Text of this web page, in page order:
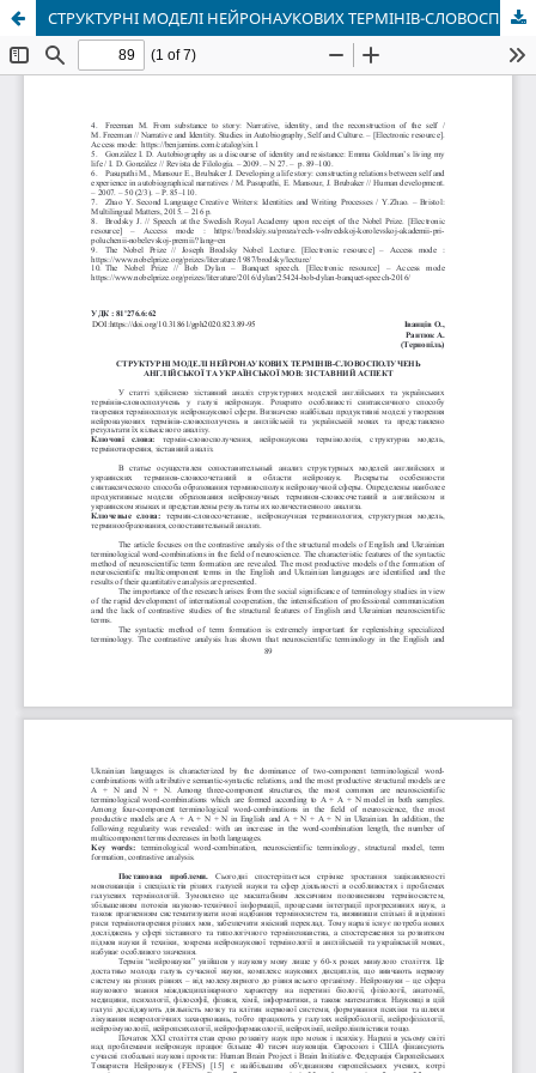
СТРУКТУРНІ МОДЕЛІ НЕЙРОНАУКОВИХ ТЕРМІНІВ-СЛОВОСПОЛУЧЕНЬ АНГЛІЙСЬКОЇ ТА УКРАЇНСЬКОЇ МОВ: ЗІСТАВНИЙ АСПЕКТ